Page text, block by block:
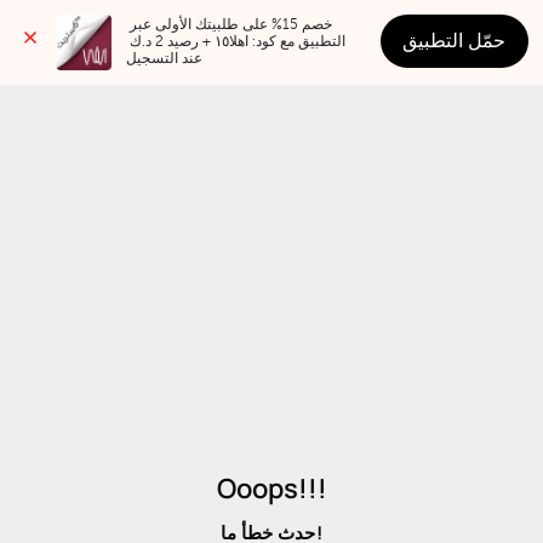
عند التسجيل
حمّل التطبيق
Ooops!!!
حدث خطأ ما!